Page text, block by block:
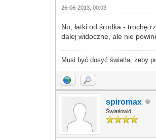
26-06-2013, 00:03
No, łatki od środka - trochę
dalej widoczne, ale nie
Musi być dosyć światła, żeby
spiromax
Światłowid